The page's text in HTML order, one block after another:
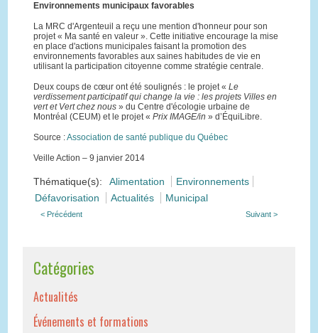
Environnements municipaux favorables
La MRC d'Argenteuil a reçu une mention d'honneur pour son
projet « Ma santé en valeur ». Cette initiative encourage la mise
en place d'actions municipales faisant la promotion des
environnements favorables aux saines habitudes de vie en
utilisant la participation citoyenne comme stratégie centrale.
Deux coups de cœur ont été soulignés : le projet « Le
verdissement participatif qui change la vie : les projets Villes en
vert et Vert chez nous» du Centre d'écologie urbaine de
Montréal (CEUM) et le projet « Prix IMAGE/in » d’ÉquiLibre.
Source :Association de santé publique du Québec
Veille Action – 9 janvier 2014
Thématique(s): Alimentation
Environnements
Défavorisation
Actualités Municipal
< Précédent Suivant >
Catégories
Actualités
Événements et formations